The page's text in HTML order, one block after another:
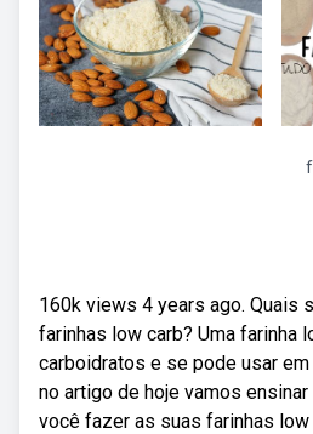
160k views 4 years ago. Quais
farinhas low carb? Uma farinha
carboidratos e se pode usar
no artigo de hoje vamos
você fazer as suas farinhas